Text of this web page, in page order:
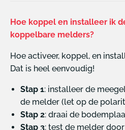
Hoe koppel en installeer ik
koppelbare melders?
Hoe activeer, koppel, en
Dat is heel eenvoudig!
Stap 1: installeer de
de melder (let op de
Stap 2: draai de
Stap 3: test de melder